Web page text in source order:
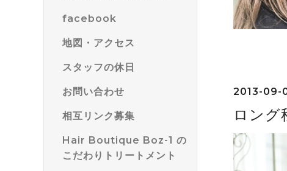
facebook
地図・アクセス
スタッフの休日
お問い合わせ
相互リンク募集
Hair Boutique Boz-1 の
こだわりトリートメント
2013-09-
ロング